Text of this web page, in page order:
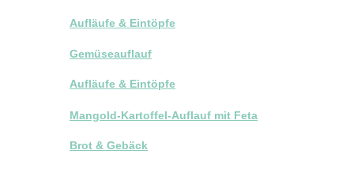
Aufläufe & Eintöpfe
Gemüseauflauf
Aufläufe & Eintöpfe
Mangold-Kartoffel-Auflauf mit Feta
Brot & Gebäck